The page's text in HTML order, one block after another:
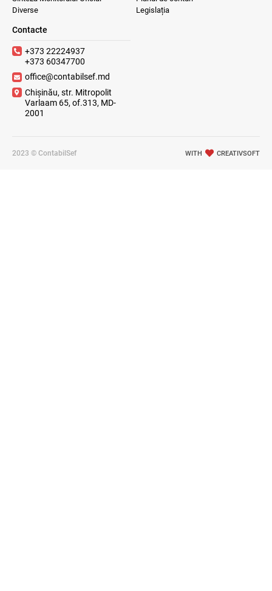
Diverse
Legislația
Contacte
+373 22224937
+373 60347700
office@contabilsef.md
Chișinău, str. Mitropolit
Varlaam 65, of.313, MD-
2001
2023 © ContabilSef WITH CREATIVSOFT